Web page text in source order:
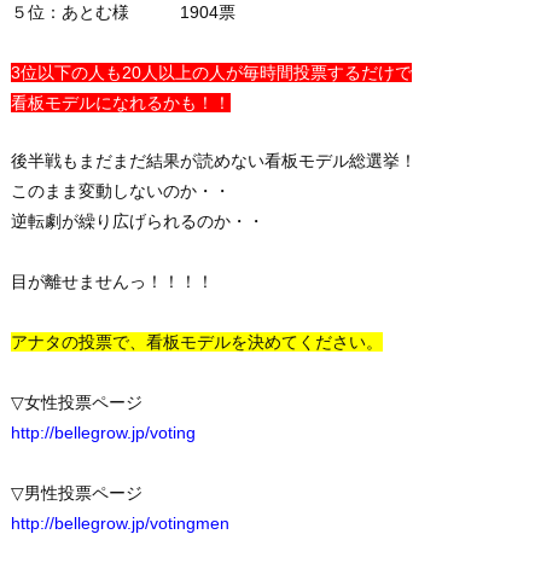
５位：あとむ様 1904票
3位以下の人も20人以上の人が毎時間投票するだけで
看板モデルになれるかも！！
後半戦もまだまだ結果が読めない看板モデル総選挙！
このまま変動しないのか・・
逆転劇が繰り広げられるのか・・
目が離せませんっ！！！！
アナタの投票で、看板モデルを決めてください。
▽女性投票ページ
http://bellegrow.jp/voting
▽男性投票ページ
http://bellegrow.jp/votingmen